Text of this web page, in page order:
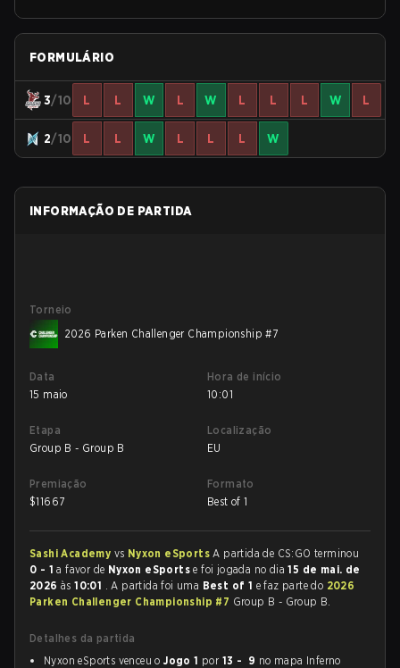
FORMULÁRIO
3/10 L L W L W L L L W L
2/10 L L W L L L W
INFORMAÇÃO DE PARTIDA
Torneio
2026 Parken Challenger Championship #7
Data
15 maio
Hora de início
10:01
Etapa
Group B - Group B
Localização
EU
Premiação
$11667
Formato
Best of 1
Sashi Academy vs Nyxon eSportsA partida de CS:GO terminou
0 - 1 a favor de Nyxon eSportse foi jogada no dia15 de mai. de
2026 às10:01 . A partida foi uma Best of 1 e faz parte do 2026
Parken Challenger Championship #7 Group B - Group B.
Detalhes da partida
Nyxon eSports venceu oJogo 1 por 13 - 9 no mapa Inferno